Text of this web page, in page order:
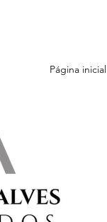
Página inicial